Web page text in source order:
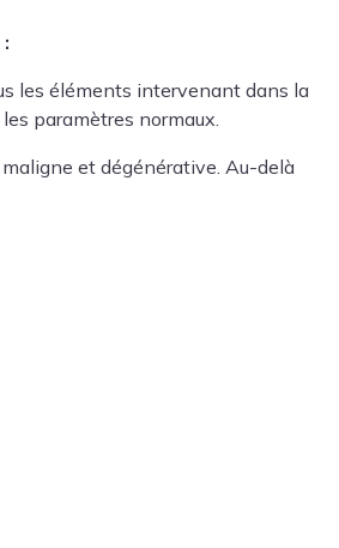
les éléments intervenant dans la
paramètres normaux.
et dégénérative. Au-delà